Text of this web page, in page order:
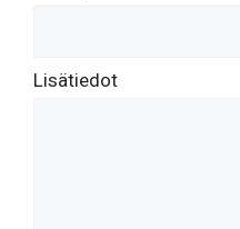
Lisätiedot